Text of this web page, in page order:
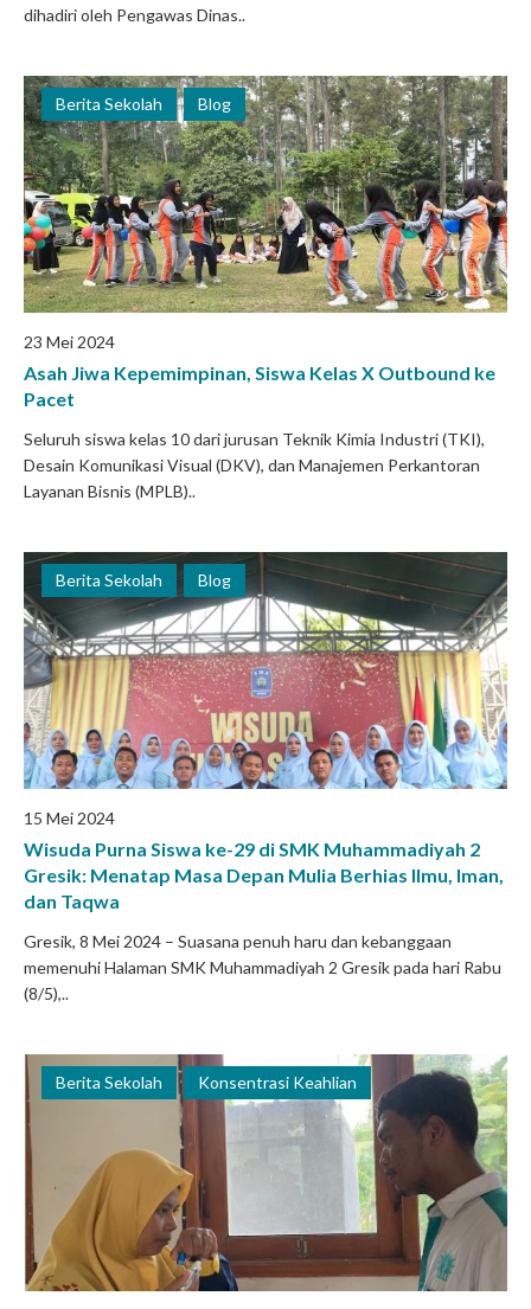
dihadiri oleh Pengawas Dinas..
Berita Sekolah Blog
23 Mei 2024
Asah Jiwa Kepemimpinan, Siswa Kelas X Outbound ke
Pacet
Seluruh siswa kelas 10 dari jurusan Teknik Kimia Industri (TKI),
Desain Komunikasi Visual (DKV), dan Manajemen Perkantoran
Layanan Bisnis (MPLB)..
Berita Sekolah Blog
15 Mei 2024
Wisuda Purna Siswa ke-29 di SMK Muhammadiyah 2
Gresik: Menatap Masa Depan Mulia Berhias Ilmu, Iman,
dan Taqwa
Gresik, 8 Mei 2024 – Suasana penuh haru dan kebanggaan
memenuhi Halaman SMK Muhammadiyah 2 Gresik pada hari Rabu
(8/5),..
Berita Sekolah Konsentrasi Keahlian